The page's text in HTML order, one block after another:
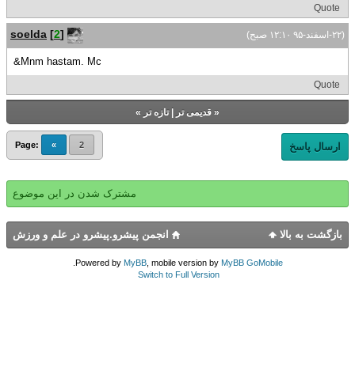
Quote
(۲۲-اسفند-۹۵ ۱۲:۱۰ صبح) soelda [2]
Mnm hastam. Mc&
Quote
« قدیمی تر |تازه‌ تر »
Page: « 2 ارسال پاسخ
مشترک شدن در این موضوع
بازگشت به بالا انجمن پیشرو.پیشرو در علم و ورزش
Powered by MyBB, mobile version by MyBB GoMobile
Switch to Full Version